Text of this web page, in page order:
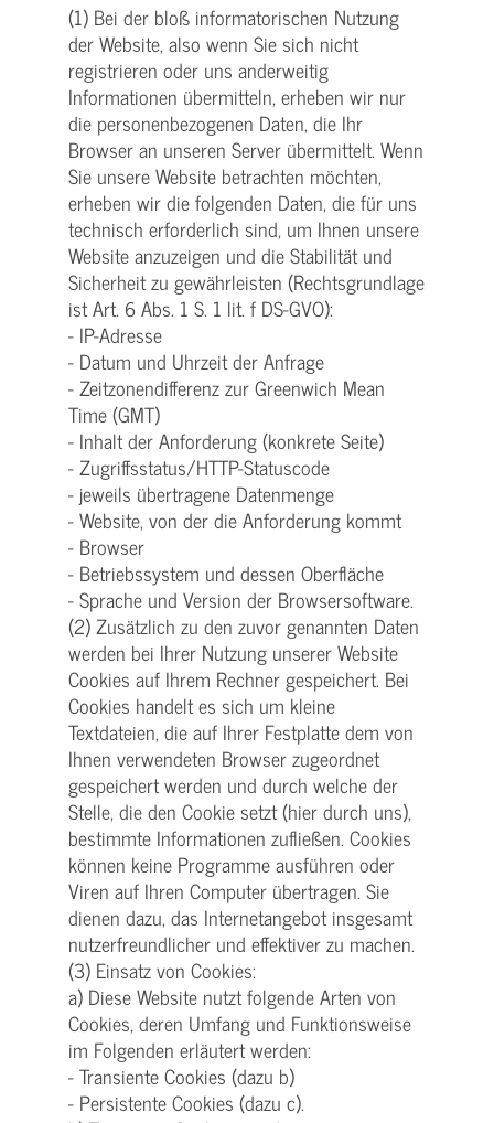
(1) Bei der bloß informatorischen Nutzung
der Website, also wenn Sie sich nicht
registrieren oder uns anderweitig
Informationen übermitteln, erheben wir nur
die personenbezogenen Daten, die Ihr
Browser an unseren Server übermittelt. Wenn
Sie unsere Website betrachten möchten,
erheben wir die folgenden Daten, die für uns
technisch erforderlich sind, um Ihnen unsere
Website anzuzeigen und die Stabilität und
Sicherheit zu gewährleisten (Rechtsgrundlage
ist Art. 6 Abs. 1 S. 1 lit. f DS-GVO):
- IP-Adresse
- Datum und Uhrzeit der Anfrage
- Zeitzonendifferenz zur Greenwich Mean
Time (GMT)
- Inhalt der Anforderung (konkrete Seite)
- Zugriffsstatus/HTTP-Statuscode
- jeweils übertragene Datenmenge
- Website, von der die Anforderung kommt
- Browser
- Betriebssystem und dessen Oberfläche
- Sprache und Version der Browsersoftware.
(2) Zusätzlich zu den zuvor genannten Daten
werden bei Ihrer Nutzung unserer Website
Cookies auf Ihrem Rechner gespeichert. Bei
Cookies handelt es sich um kleine
Textdateien, die auf Ihrer Festplatte dem von
Ihnen verwendeten Browser zugeordnet
gespeichert werden und durch welche der
Stelle, die den Cookie setzt (hier durch uns),
bestimmte Informationen zufließen. Cookies
können keine Programme ausführen oder
Viren auf Ihren Computer übertragen. Sie
dienen dazu, das Internetangebot insgesamt
nutzerfreundlicher und effektiver zu machen.
(3) Einsatz von Cookies:
a) Diese Website nutzt folgende Arten von
Cookies, deren Umfang und Funktionsweise
im Folgenden erläutert werden:
- Transiente Cookies (dazu b)
- Persistente Cookies (dazu c).